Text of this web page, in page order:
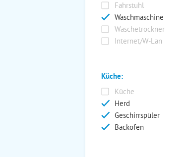
Fahrstuhl
Waschmaschine
Wäschetrockner
Internet/W-Lan
Küche:
Küche
Herd
Geschirrspüler
Backofen